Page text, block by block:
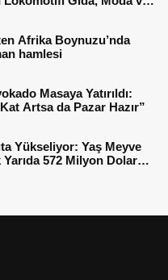
Afrika Boynuzu’nda
hamlesi
Masaya Yatırıldı:
Artsa da Pazar Hazır”
Yükseliyor: Yaş Meyve
572 Milyon Dolar